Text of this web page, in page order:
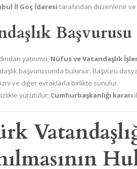
İl Göç İdaresi tarafından düzenlenir
Başvurusu
yatırımcı, Nüfus ve Vatandaşlık
başvurusunda bulunur. Başvuru
ve diğer evraklarla birlikte sunulur.
yürütülür; Cumhurbaşkanlığı kararı